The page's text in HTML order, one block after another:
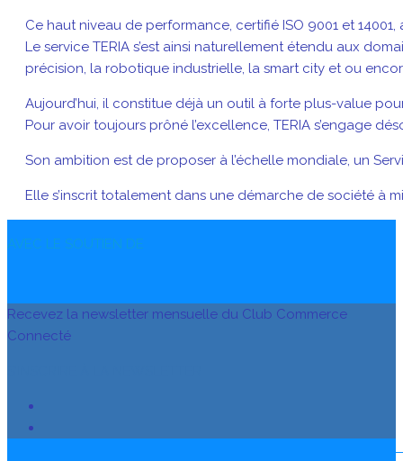
Ce haut niveau de performance, certifié ISO 9001 et
Le service TERIA s’est ainsi naturellement étendu aux
précision, la robotique industrielle, la smart city et ou
Aujourd’hui, il constitue déjà un outil à forte plus-value
Pour avoir toujours prôné l’excellence, TERIA s’engage
Son ambition est de proposer à l’échelle mondiale, un
Elle s’inscrit totalement dans une démarche de société à
AVEC LE SOUTIEN DE
Recevez la newsletter mensuelle du Club Commerce
Connecté